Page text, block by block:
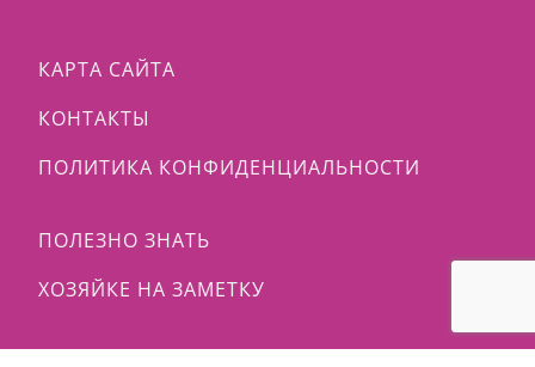
КАРТА САЙТА
КОНТАКТЫ
ПОЛИТИКА КОНФИДЕНЦИАЛЬНОСТИ
ПОЛЕЗНО ЗНАТЬ
ХОЗЯЙКЕ НА ЗАМЕТКУ